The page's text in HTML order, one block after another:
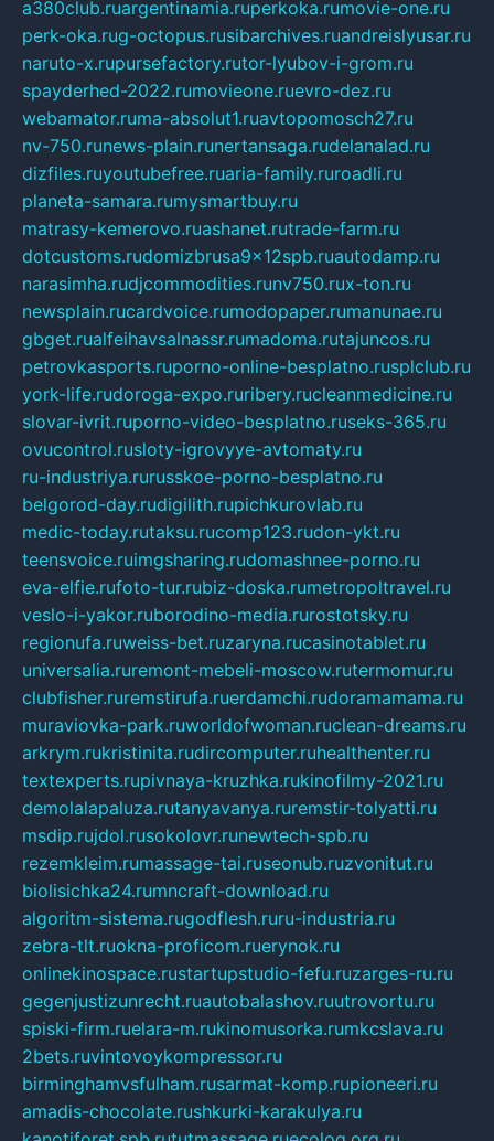
a380club.ruargentinamia.ruperkoka.rumovie-one.ru
perk-oka.rug-octopus.rusibarchives.ruandreislyusar.ru
naruto-x.rupursefactory.rutor-lyubov-i-grom.ru
spayderhed-2022.rumovieone.ruevro-dez.ru
webamator.ruma-absolut1.ruavtopomosch27.ru
nv-750.runews-plain.runertansaga.rudelanalad.ru
dizfiles.ruyoutubefree.ruaria-family.ruroadli.ru
planeta-samara.rumysmartbuy.ru
matrasy-kemerovo.ruashanet.rutrade-farm.ru
dotcustoms.rudomizbrusa9x12spb.ruautodamp.ru
narasimha.rudjcommodities.runv750.rux-ton.ru
newsplain.rucardvoice.rumodopaper.rumanunae.ru
gbget.rualfeihavsalnassr.rumadoma.rutajuncos.ru
petrovkasports.ruporno-online-besplatno.rusplclub.ru
york-life.rudoroga-expo.ruribery.rucleanmedicine.ru
slovar-ivrit.ruporno-video-besplatno.ruseks-365.ru
ovucontrol.rusloty-igrovyye-avtomaty.ru
ru-industriya.rurusskoe-porno-besplatno.ru
belgorod-day.rudigilith.rupichkurovlab.ru
medic-today.rutaksu.rucomp123.rudon-ykt.ru
teensvoice.ruimgsharing.rudomashnee-porno.ru
eva-elfie.rufoto-tur.rubiz-doska.rumetropoltravel.ru
veslo-i-yakor.ruborodino-media.rurostotsky.ru
regionufa.ruweiss-bet.ruzaryna.rucasinotablet.ru
universalia.ruremont-mebeli-moscow.rutermomur.ru
clubfisher.ruremstirufa.ruerdamchi.rudoramamama.ru
muraviovka-park.ruworldofwoman.ruclean-dreams.ru
arkrym.rukristinita.rudircomputer.ruhealthenter.ru
textexperts.rupivnaya-kruzhka.rukinofilmy-2021.ru
demolalapaluza.rutanyavanya.ruremstir-tolyatti.ru
msdip.rujdol.rusokolovr.runewtech-spb.ru
rezemkleim.rumassage-tai.ruseonub.ruzvonitut.ru
biolisichka24.rumncraft-download.ru
algoritm-sistema.rugodflesh.ruru-industria.ru
zebra-tlt.ruokna-proficom.ruerynok.ru
onlinekinospace.rustartupstudio-fefu.ruzarges-ru.ru
gegenjustizunrecht.ruautobalashov.ruutrovortu.ru
spiski-firm.ruelara-m.rukinomusorka.rumkcslava.ru
2bets.ruvintovoykompressor.ru
birminghamvsfulham.rusarmat-komp.rupioneeri.ru
amadis-chocolate.rushkurki-karakulya.ru